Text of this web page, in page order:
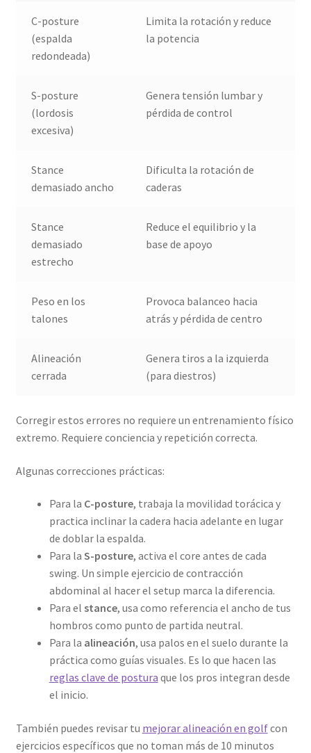
C-posture
(espalda
redondeada)
Limita la rotación y reduce
la potencia
S-posture
(lordosis
excesiva)
Genera tensión lumbar y
pérdida de control
Stance
demasiado ancho
Dificulta la rotación de
caderas
Stance
demasiado
estrecho
Reduce el equilibrio y la
base de apoyo
Peso en los
talones
Provoca balanceo hacia
atrás y pérdida de centro
Alineación
cerrada
Genera tiros a la izquierda
(para diestros)
Corregir estos errores no requiere un entrenamiento físico
extremo. Requiere conciencia y repetición correcta.
Algunas correcciones prácticas:
Para la C-posture, trabaja la movilidad torácica y
practica inclinar la cadera hacia adelante en lugar
de doblar la espalda.
Para la S-posture, activa el core antes de cada
swing. Un simple ejercicio de contracción
abdominal al hacer el setup marca la diferencia.
Para el stance, usa como referencia el ancho de tus
hombros como punto de partida neutral.
Para la alineación, usa palos en el suelo durante la
práctica como guías visuales. Es lo que hacen las
reglas clave de postura que los pros integran desde
el inicio.
También puedes revisar tu mejorar alineación en golfcon
ejercicios específicos que no toman más de 10 minutos